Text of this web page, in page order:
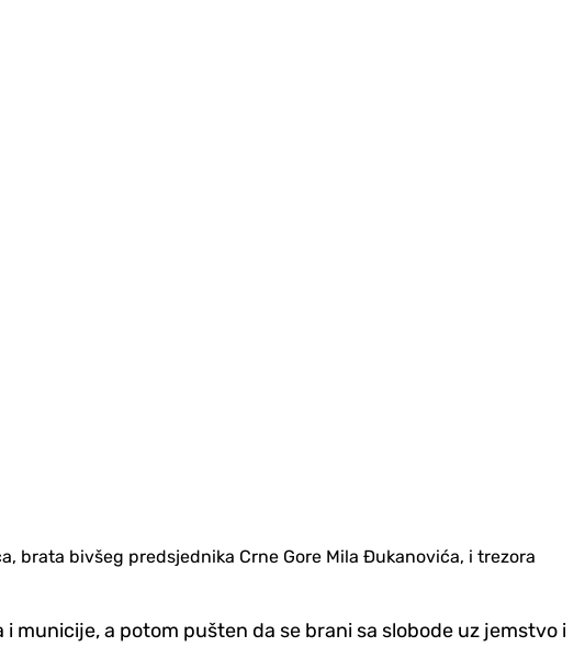
brata bivšeg predsjednika Crne Gore Mila Đukanovića, i trezora
a potom pušten da se brani sa slobode uz jemstvo i